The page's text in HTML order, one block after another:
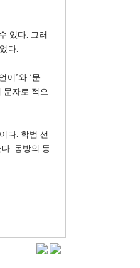
있다. 그러
다.
어’와 ‘문
문자로 적으
다. 학범 선
. 동방의 등